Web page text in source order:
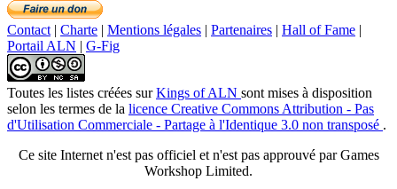
Contact | Charte | Mentions légales | Partenaires | Hall of Fame |
Portail ALN | G-Fig
Toutes les listes créées surKings of ALN sont mises à disposition
selon les termes de la licence Creative Commons Attribution - Pas
d'Utilisation Commerciale - Partage à l'Identique 3.0 non transposé .
Ce site Internet n'est pas officiel et n'est pas approuvé par Games
Workshop Limited.